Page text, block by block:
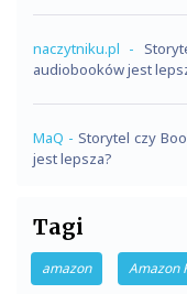
naczytniku.pl -
audiobooków jest
MaQ - Storytel czy
jest lepsza?
Tagi
amazon Amazon